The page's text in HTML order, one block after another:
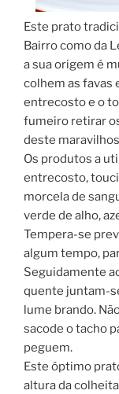
Este prato
Bairro como da
a sua origem é
colhem as favas
entrecosto e o
fumeiro retirar
deste
Os produtos a
entrecosto,
morcela de
verde de alho,
Tempera-se
algum tempo,
Seguidamente
quente juntam-
lume brando.
sacode o tacho
peguem.
Este óptimo
altura da